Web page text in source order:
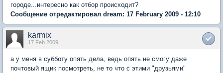
городе...интересно как отбор происходит?
Сообщение отредактировал dream: 17 February 2009 - 12:10
karmix
17 Feb 2009
а у меня в субботу опять дела, ведь опять не смогу даже
почтовый ящик посмотреть, не то что с этими "друзьями"